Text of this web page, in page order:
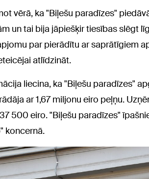
vērā, ka "Biļešu paradīzes"
un tai bija jāpiešķir tiesības slēgt
par pierādītu ar saprātīgiem
atlīdzināt.
liecina, ka "Biļešu paradīzes"
ar 1,67 miljonu eiro peļņu.
500 eiro. "Biļešu paradīzes"
koncernā.